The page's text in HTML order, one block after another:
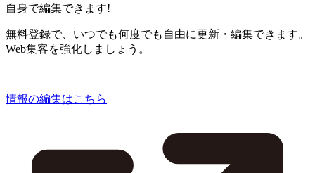
自身で編集できます!
無料登録で、いつでも何度でも自由に更新・編集できます。
Web集客を強化しましょう。
情報の編集はこちら